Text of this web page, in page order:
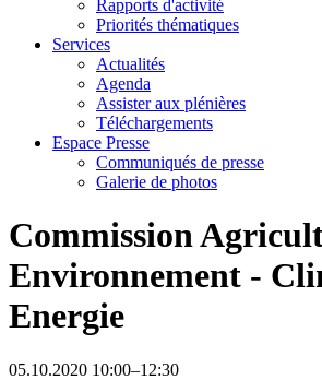
Rapports d'activité
Priorités thématiques
Services
Actualités
Agenda
Assister aux plénières
Téléchargements
Espace Presse
Communiqués de presse
Galerie de photos
Commission
Environnement -
Energie
05.10.2020 10:00–12:30